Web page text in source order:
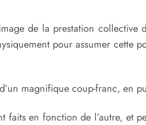
de la prestation collective
pour assumer cette
magnifique coup-franc, en
en fonction de l’autre, et